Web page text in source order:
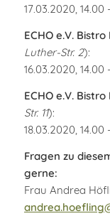
17.03.2020,
ECHO e.V.
Luther-Str. 2):
16.03.2020,
ECHO e.V.
Str. 11):
18.03.2020,
Fragen zu
gerne:
Frau Andrea